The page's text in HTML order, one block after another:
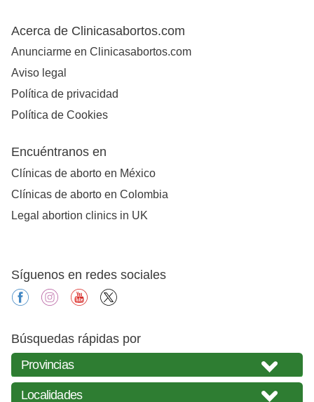
Acerca de Clinicasabortos.com
Anunciarme en Clinicasabortos.com
Aviso legal
Política de privacidad
Política de Cookies
Encuéntranos en
Clínicas de aborto en México
Clínicas de aborto en Colombia
Legal abortion clinics in UK
Síguenos en redes sociales
facebookinstagramyoutube
Búsquedas rápidas por